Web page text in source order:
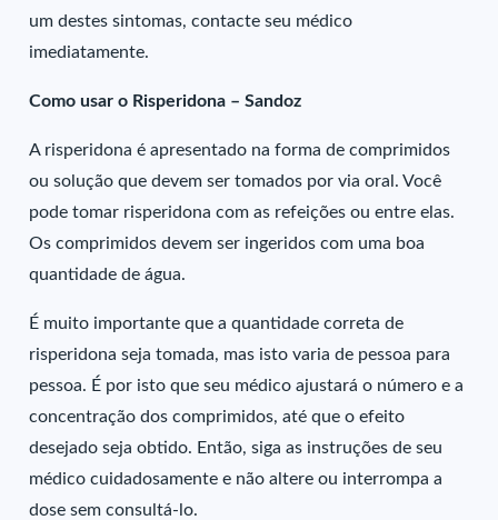
um destes sintomas, contacte seu médico
imediatamente.
Como usar o Risperidona – Sandoz
A risperidona é apresentado na forma de comprimidos
ou solução que devem ser tomados por via oral. Você
pode tomar risperidona com as refeições ou entre elas.
Os comprimidos devem ser ingeridos com uma boa
quantidade de água.
É muito importante que a quantidade correta de
risperidona seja tomada, mas isto varia de pessoa para
pessoa. É por isto que seu médico ajustará o número e a
concentração dos comprimidos, até que o efeito
desejado seja obtido. Então, siga as instruções de seu
médico cuidadosamente e não altere ou interrompa a
dose sem consultá-lo.